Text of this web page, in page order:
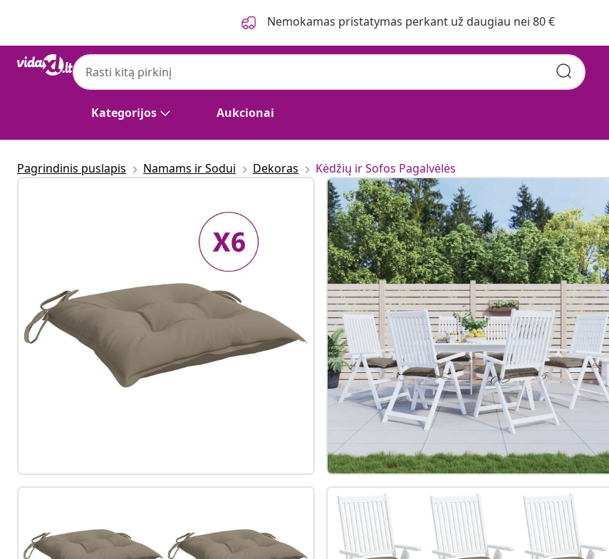
Nemokamas pristatymas perkant už daugiau nei 80 €
Kategorijos Aukcionai
Pagrindinis puslapis Namams ir Sodui Dekoras Kėdžių ir Sofos Pagalvėlės